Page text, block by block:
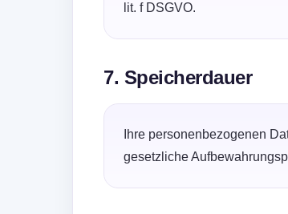
lit. f DSGVO.
7. Speicherdauer
Ihre personenbezogenen
gesetzliche